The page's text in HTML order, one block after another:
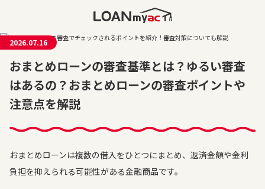
2026.07.16
おまとめローンの審査基準とは？ゆるい審査
はあるの？おまとめローンの審査ポイントや
注意点を解説
おまとめローンは複数の借入をひとつにまとめ、返済金額や金利
負担を抑えられる可能性がある金融商品です。